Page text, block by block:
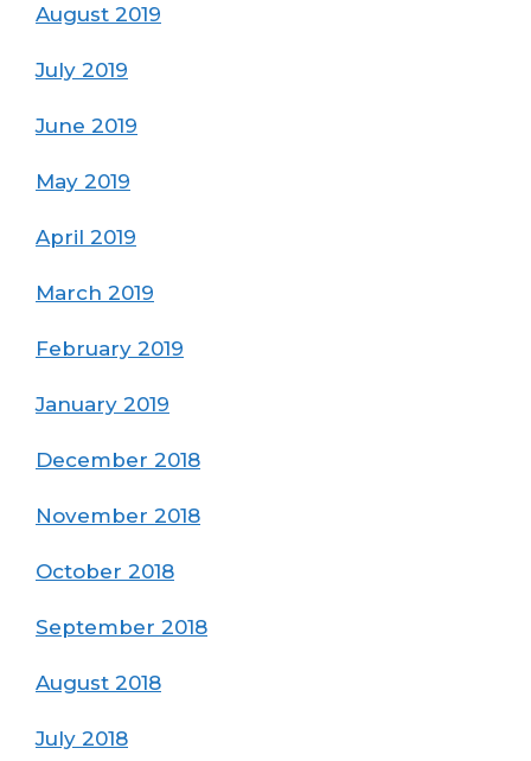
August 2019
July 2019
June 2019
May 2019
April 2019
March 2019
February 2019
January 2019
December 2018
November 2018
October 2018
September 2018
August 2018
July 2018